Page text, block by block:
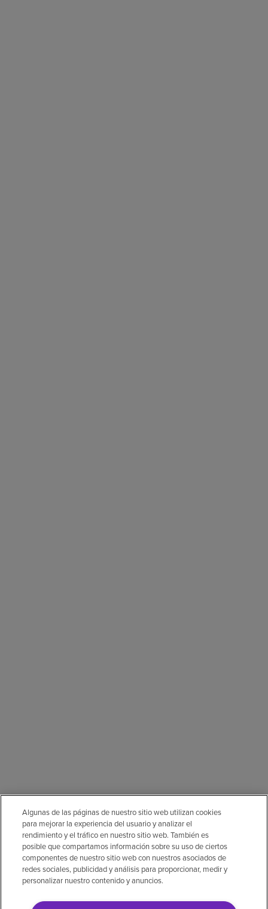
Algunas de las páginas de nuestro sitio web utilizan cookies
para mejorar la experiencia del usuario y analizar el
rendimiento y el tráfico en nuestro sitio web. También es
posible que compartamos información sobre su uso de ciertos
componentes de nuestro sitio web con nuestros asociados de
redes sociales, publicidad y análisis para proporcionar, medir y
personalizar nuestro contenido y anuncios.